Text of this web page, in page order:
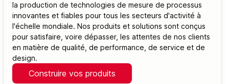
la production de technologies de mesure de processus
innovantes et fiables pour tous les secteurs d'activité à
l'échelle mondiale. Nos produits et solutions sont conçus
pour satisfaire, voire dépasser, les attentes de nos clients
en matière de qualité, de performance, de service et de
design.
Construire vos produits